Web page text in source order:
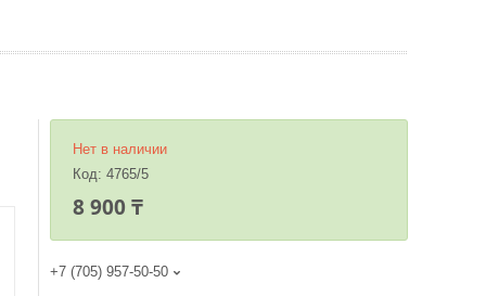
Нет в наличии
Код: 4765/5
8 900 ₸
+7 (705) 957-50-50